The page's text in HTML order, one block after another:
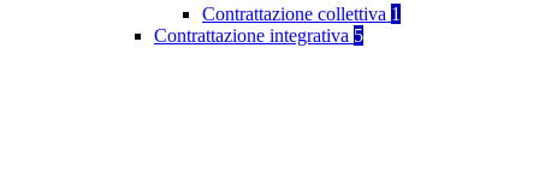
Contrattazione collettiva 1
Contrattazione integrativa 5